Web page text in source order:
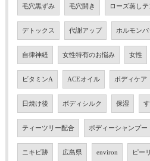
毛穴黒ずみ 毛穴開き ローズ蒸しテ
デトックス 代謝アップ ホルモンバ
自律神経 女性特有のお悩み 女性
ビタミンA ACEオイル ボディケア
日焼け後 ボディシルク 保湿
ティーツリー配合 ボディーシャンプー
ニキビ跡 広島県 environ ピー